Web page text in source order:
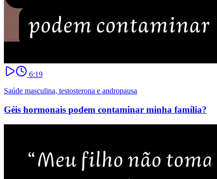
6:19
Saúde masculina, testosterona e andropausa
Géis hormonais podem contaminar minha família?